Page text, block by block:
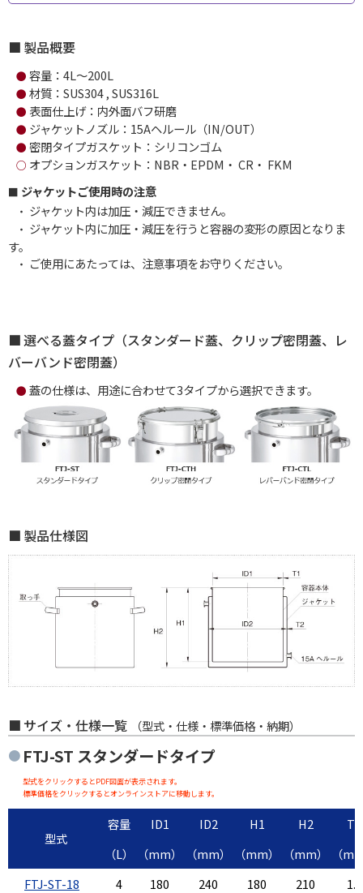
製品概要
● 容量：4L～200L
● 材質：SUS304 , SUS316L
● 表面仕上げ：内外面バフ研磨
● ジャケットノズル：15Aヘルール（IN/OUT）
● 密閉タイプガスケット：シリコンゴム
○ オプションガスケット：NBR・EPDM・ CR・ FKM
ジャケットご使用時の注意
・ ジャケット内は加圧・減圧できません。
・ ジャケット内に加圧・減圧を行うと容器の変形の原因となりま
す。
・ ご使用にあたっては、注意事項をお守りください。
選べる蓋タイプ（スタンダード蓋、クリップ密閉蓋、レ
バーバンド密閉蓋）
● 蓋の仕様は、用途に合わせて3タイプから選択できます。
製品仕様図
サイズ・仕様一覧 （型式・仕様・標準価格・納期）
FTJ-ST スタンダードタイプ
型式をクリックするとPDF図面が表示されます。
標準価格をクリックするとオンラインストアに移動します。
型式
容量 ID1 ID2 H1 H2
T1
（L）
（mm） （mm） （mm） （mm）
（
FTJ-ST-18
4 180 240 180 210
1.2